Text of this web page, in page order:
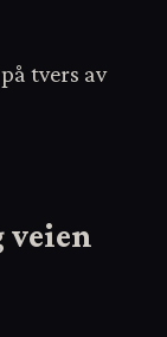
tvers av
veien